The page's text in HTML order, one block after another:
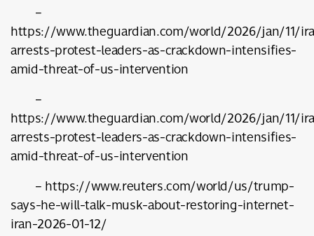
–
https://www.theguardian.com/world/2026/jan/11/
arrests-protest-leaders-as-crackdown-intensifies-
amid-threat-of-us-intervention
–
https://www.theguardian.com/world/2026/jan/11/
arrests-protest-leaders-as-crackdown-intensifies-
amid-threat-of-us-intervention
– https://www.reuters.com/world/us/trump-
says-he-will-talk-musk-about-restoring-internet-
iran-2026-01-12/